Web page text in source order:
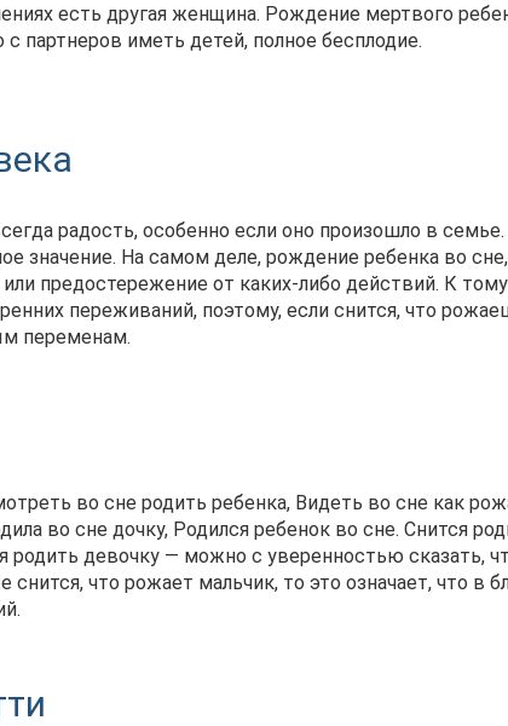
есть другая женщина. Рождение мертвого
с партнеров иметь детей, полное бесплодие.
радость, особенно если оно произошло в
значение. На самом деле, рождение ребенка во
предостережение от каких-либо действий. К
переживаний, поэтому, если снится, что
переменам.
во сне родить ребенка, Видеть во сне как
во сне дочку, Родился ребенок во сне. Снится
родить девочку — можно с уверенностью сказать,
снится, что рожает мальчик, то это означает, что